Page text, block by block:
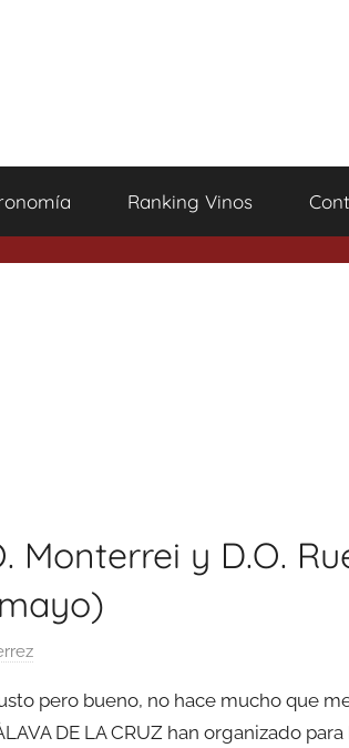
Ranking Vinos
Monterrei y D.O.
pero bueno, no hace mucho que
DE LA CRUZ han organizado